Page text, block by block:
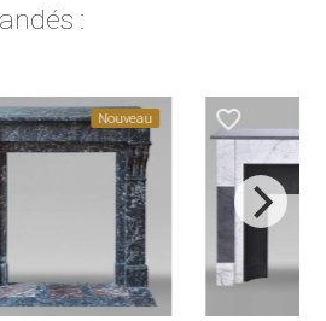
:
Nouveau favorite_border